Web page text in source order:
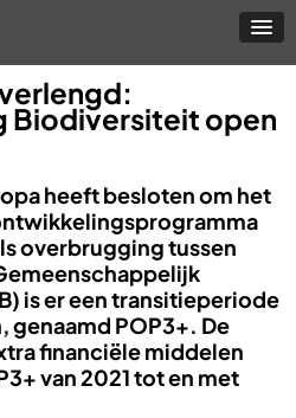
Biodiversiteit open
heeft besloten om het
overbrugging tussen
is er een transitieperiode
genaamd POP3+. De
financiële middelen
van 2021 tot en met